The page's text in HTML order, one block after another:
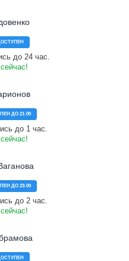
до 24 час.
ДО 21:00
до 1 час.
ДО 23:00
до 2 час.